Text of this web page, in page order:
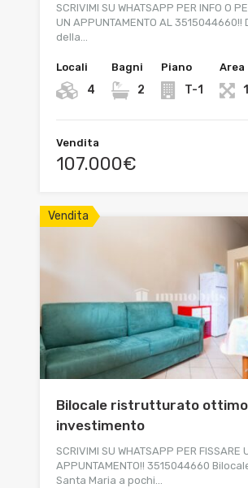
SCRIVIMI SU WHATSAPP PER INFO O
UN APPUNTAMENTO AL 3515044660!!
della…
Locali
4
Bagni
2
Piano
T-1
Area
Vendita
107.000€
Vendita
Bilocale ristrutturato
investimento
SCRIVIMI SU WHATSAPP PER FISSARE
APPUNTAMENTO!! 3515044660
Santa Maria a pochi…